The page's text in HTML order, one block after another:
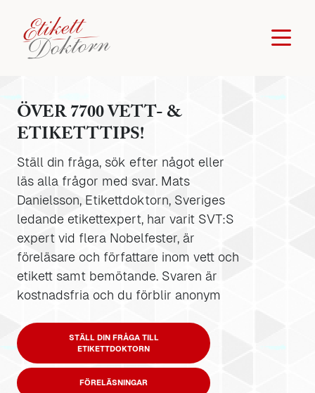
ÖVER 7700 VETT- &
ETIKETTTIPS!
Ställ din fråga, sök efter något eller
läs alla frågor med svar. Mats
Danielsson, Etikettdoktorn, Sveriges
ledande etikettexpert, har varit SVT:S
expert vid flera Nobelfester, är
föreläsare och författare inom vett och
etikett samt bemötande. Svaren är
kostnadsfria och du förblir anonym
STÄLL DIN FRÅGA TILL
ETIKETTDOKTORN
FÖRELÄSNINGAR